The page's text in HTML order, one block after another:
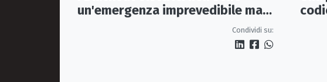
un'emergenza imprevedibile ma
Condividi su: